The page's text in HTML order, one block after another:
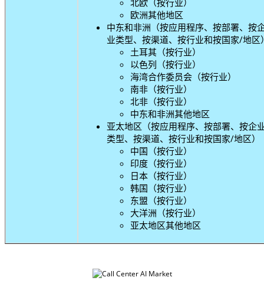
欧洲其他地区
中东和非洲（按应用程序、按部署、按
业类型、按渠道、按行业和按国家/地区
土耳其（按行业）
以色列（按行业）
海湾合作委员会（按行业）
南非（按行业）
北非（按行业）
中东和非洲其他地区
亚太地区（按应用程序、按部署、按企
类型、按渠道、按行业和按国家/地区）
中国（按行业）
印度（按行业）
日本（按行业）
韩国（按行业）
东盟（按行业）
大洋洲（按行业）
亚太地区其他地区